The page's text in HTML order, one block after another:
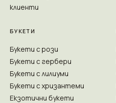
клиенти
БУКЕТИ
Букети с рози
Букети с гербери
Букети с лилиуми
Букети с хризантеми
Екзотични букети